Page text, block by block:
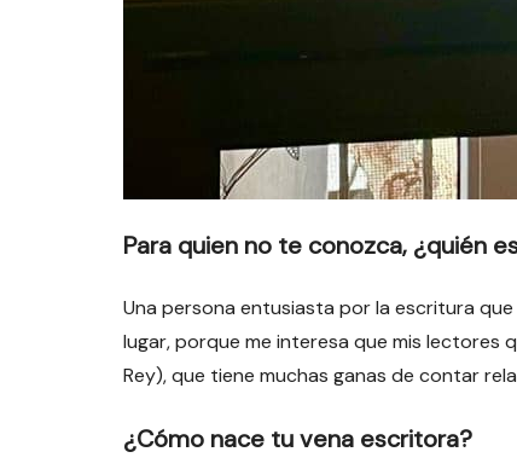
Para quien no te conozca, ¿quién
Una persona entusiasta por la escritura
lugar, porque me interesa que mis lectores
Rey), que tiene muchas ganas de contar
¿Cómo nace tu vena escritora?